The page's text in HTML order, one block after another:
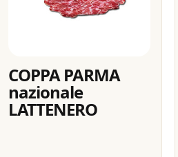
COPPA PARMA
nazionale
LATTENERO